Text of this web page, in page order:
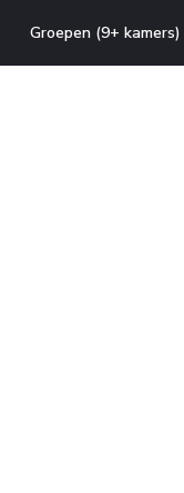
Groepen (9+ kamers)